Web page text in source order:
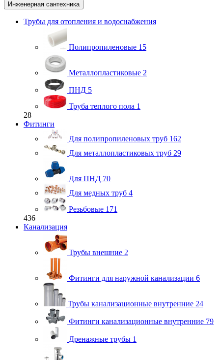
Инженерная сантехника
Трубы для отопления и водоснабжения
Полипропиленовые 15
Металлопластиковые 2
ПНД 5
Труба теплого пола 1
28
Фитинги
Для полипропиленовых труб 162
Для металлопластиковых труб 29
Для ПНД 70
Для медных труб 4
Резьбовые 171
436
Канализация
Трубы внешние 2
Фитинги для наружной канализации 6
Трубы канализационные внутренние 24
Фитинги канализационные внутренние 79
Дренажные трубы 1